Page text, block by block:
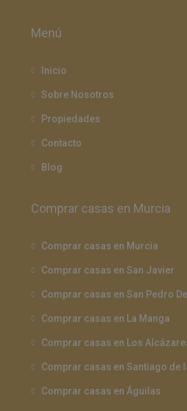
Menú
Inicio
Sobre Nosotros
Propiedades
Contacto
Blog
Comprar casas en Murcia
Comprar casas en Murcia
Comprar casas en San Javier
Comprar casas en San Pedro
Comprar casas en La Manga
Comprar casas en Los
Comprar casas en Santiago de
Comprar casas en Águilas